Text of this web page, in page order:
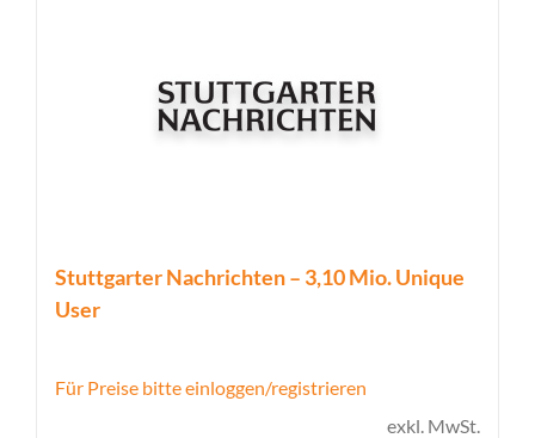
Stuttgarter Nachrichten – 3,10 Mio. Unique
User
Für Preise bitte einloggen/registrieren
exkl. MwSt.